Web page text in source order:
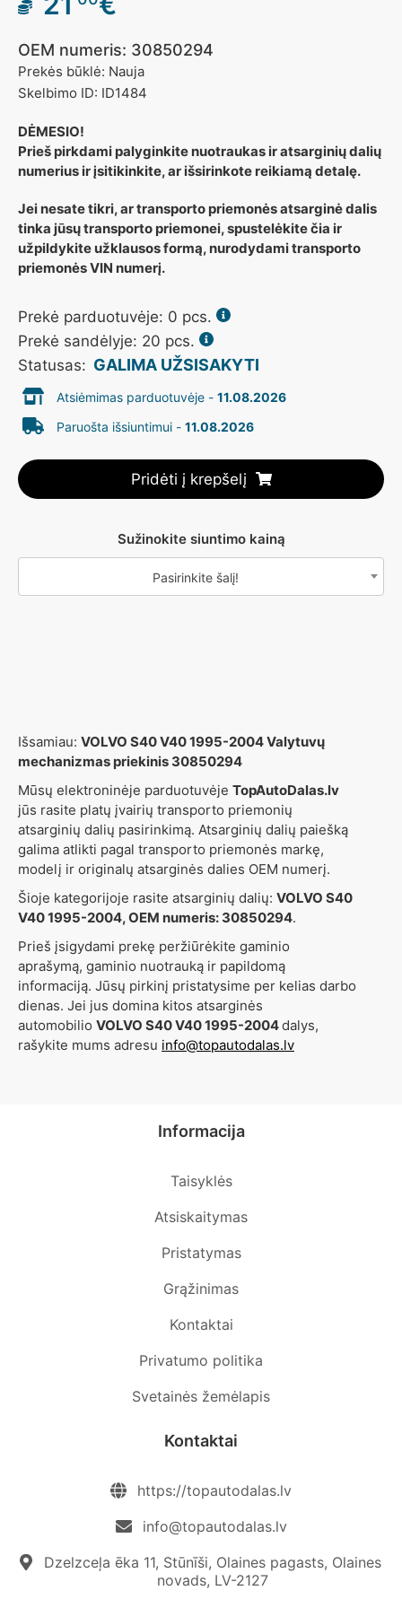
OEM numeris: 30850294
Prekės būklė: Nauja
Skelbimo ID: ID1484
DĖMESIO!
Prieš pirkdami palyginkite nuotraukas ir atsarginių dalių
numerius ir įsitikinkite, ar išsirinkote reikiamą detalę.
Jei nesate tikri, ar transporto priemonės atsarginė dalis
tinka jūsų transporto priemonei, spustelėkite čia ir
užpildykite užklausos formą, nurodydami transporto
priemonės VIN numerį.
Prekė parduotuvėje: 0 pcs.
Prekė sandėlyje: 20 pcs.
Statusas: GALIMA UŽSISAKYTI
Atsiėmimas parduotuvėje - 11.08.2026
Paruošta išsiuntimui - 11.08.2026
Pridėti į krepšelį
Sužinokite siuntimo kainą
Pasirinkite šalį!
Išsamiau: VOLVO S40 V40 1995-2004 Valytuvų
mechanizmas priekinis 30850294
Mūsų elektroninėje parduotuvėje TopAutoDalas.lv
jūs rasite platų įvairių transporto priemonių
atsarginių dalių pasirinkimą. Atsarginių dalių paiešką
galima atlikti pagal transporto priemonės markę,
modelį ir originalų atsarginės dalies OEM numerį.
Šioje kategorijoje rasite atsarginių dalių: VOLVO S40
V40 1995-2004, OEM numeris: 30850294.
Prieš įsigydami prekę peržiūrėkite gaminio
aprašymą, gaminio nuotrauką ir papildomą
informaciją. Jūsų pirkinį pristatysime per kelias darbo
dienas. Jei jus domina kitos atsarginės
automobilio VOLVO S40 V40 1995-2004dalys,
rašykite mums adresu info@topautodalas.lv
Informacija
Taisyklės
Atsiskaitymas
Pristatymas
Grąžinimas
Kontaktai
Privatumo politika
Svetainės žemėlapis
Kontaktai
https://topautodalas.lv
info@topautodalas.lv
Dzelzceļa ēka 11, Stūnīši, Olaines pagasts, Olaines
novads, LV-2127